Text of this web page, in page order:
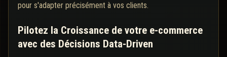
pour s'adapter précisément à vos clients.
Pilotez la Croissance de votre e-commerce
avec des Décisions Data-Driven